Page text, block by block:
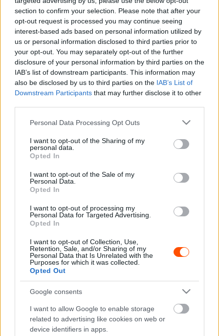
section to confirm your selection. Please note that after your
opt-out request is processed you may continue seeing
interest-based ads based on personal information utilized by
us or personal information disclosed to third parties prior to
your opt-out. You may separately opt-out of the further
disclosure of your personal information by third parties on the
IAB’s list of downstream participants. This information may
also be disclosed by us to third parties on the IAB’s List of
Downstream Participants that may further disclose it to other
Please note that this website/app uses one or more Google
not limited to your visit or usage behaviour. You may click to
grant or deny consent to Google and its third-party tags to
use your data for below specified purposes in below Google
consent section.
Personal Data Processing Opt Outs
I want to opt-out of the Sharing of my
personal data.
Opted In
I want to opt-out of the Sale of my
Personal Data.
Opted In
I want to opt-out of processing my
Personal Data for Targeted Advertising.
Opted In
I want to opt-out of Collection, Use,
Retention, Sale, and/or Sharing of my
Personal Data that Is Unrelated with the
Purposes for which it was collected.
Opted Out
Google consents
I want to allow Google to enable storage
related to advertising like cookies on web or
device identifiers in apps.
A hétvégén zajló Le Mans-i 24 órás versenyen pedig a
Toyota bemutatta az első hidrogén meghajtású WEC
autót is, melynek a Toyota GR H2 Racing Concept nevet
adták. Az autóval a 2026-os WEC bajnokságban
szeretnének indulni.
működtetése során, amivel jóval nagyobb távot sikerül
megtenni, mint a gáznemű hajtóanyaggal.
Fotó: Toyota Gazoo Racing
“Le Mans egy olyan helyszín, ahol áttörhetjük a határokat
és megvalósíthatjuk elképzeléseinket – mondta Akio
Toyota. – Szeretném, ha sikerülne megvalósítani a